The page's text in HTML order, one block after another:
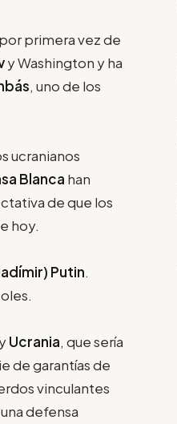
primera vez de
y Washington y ha
, uno de los
ucranianos
Blanca han
de que los
hoy.
Putin.
yUcrania, que sería
de garantías de
vinculantes
defensa